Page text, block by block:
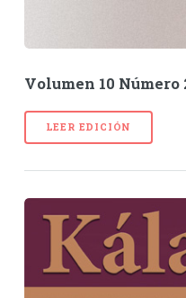
Volumen 10 Número
LEER EDICIÓN